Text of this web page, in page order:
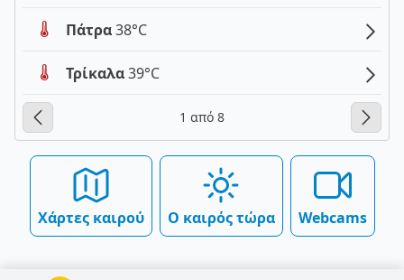
Πάτρα38°C
Τρίκαλα39°C
1 από 8
Χάρτες καιρού Ο καιρός τώρα Webcams